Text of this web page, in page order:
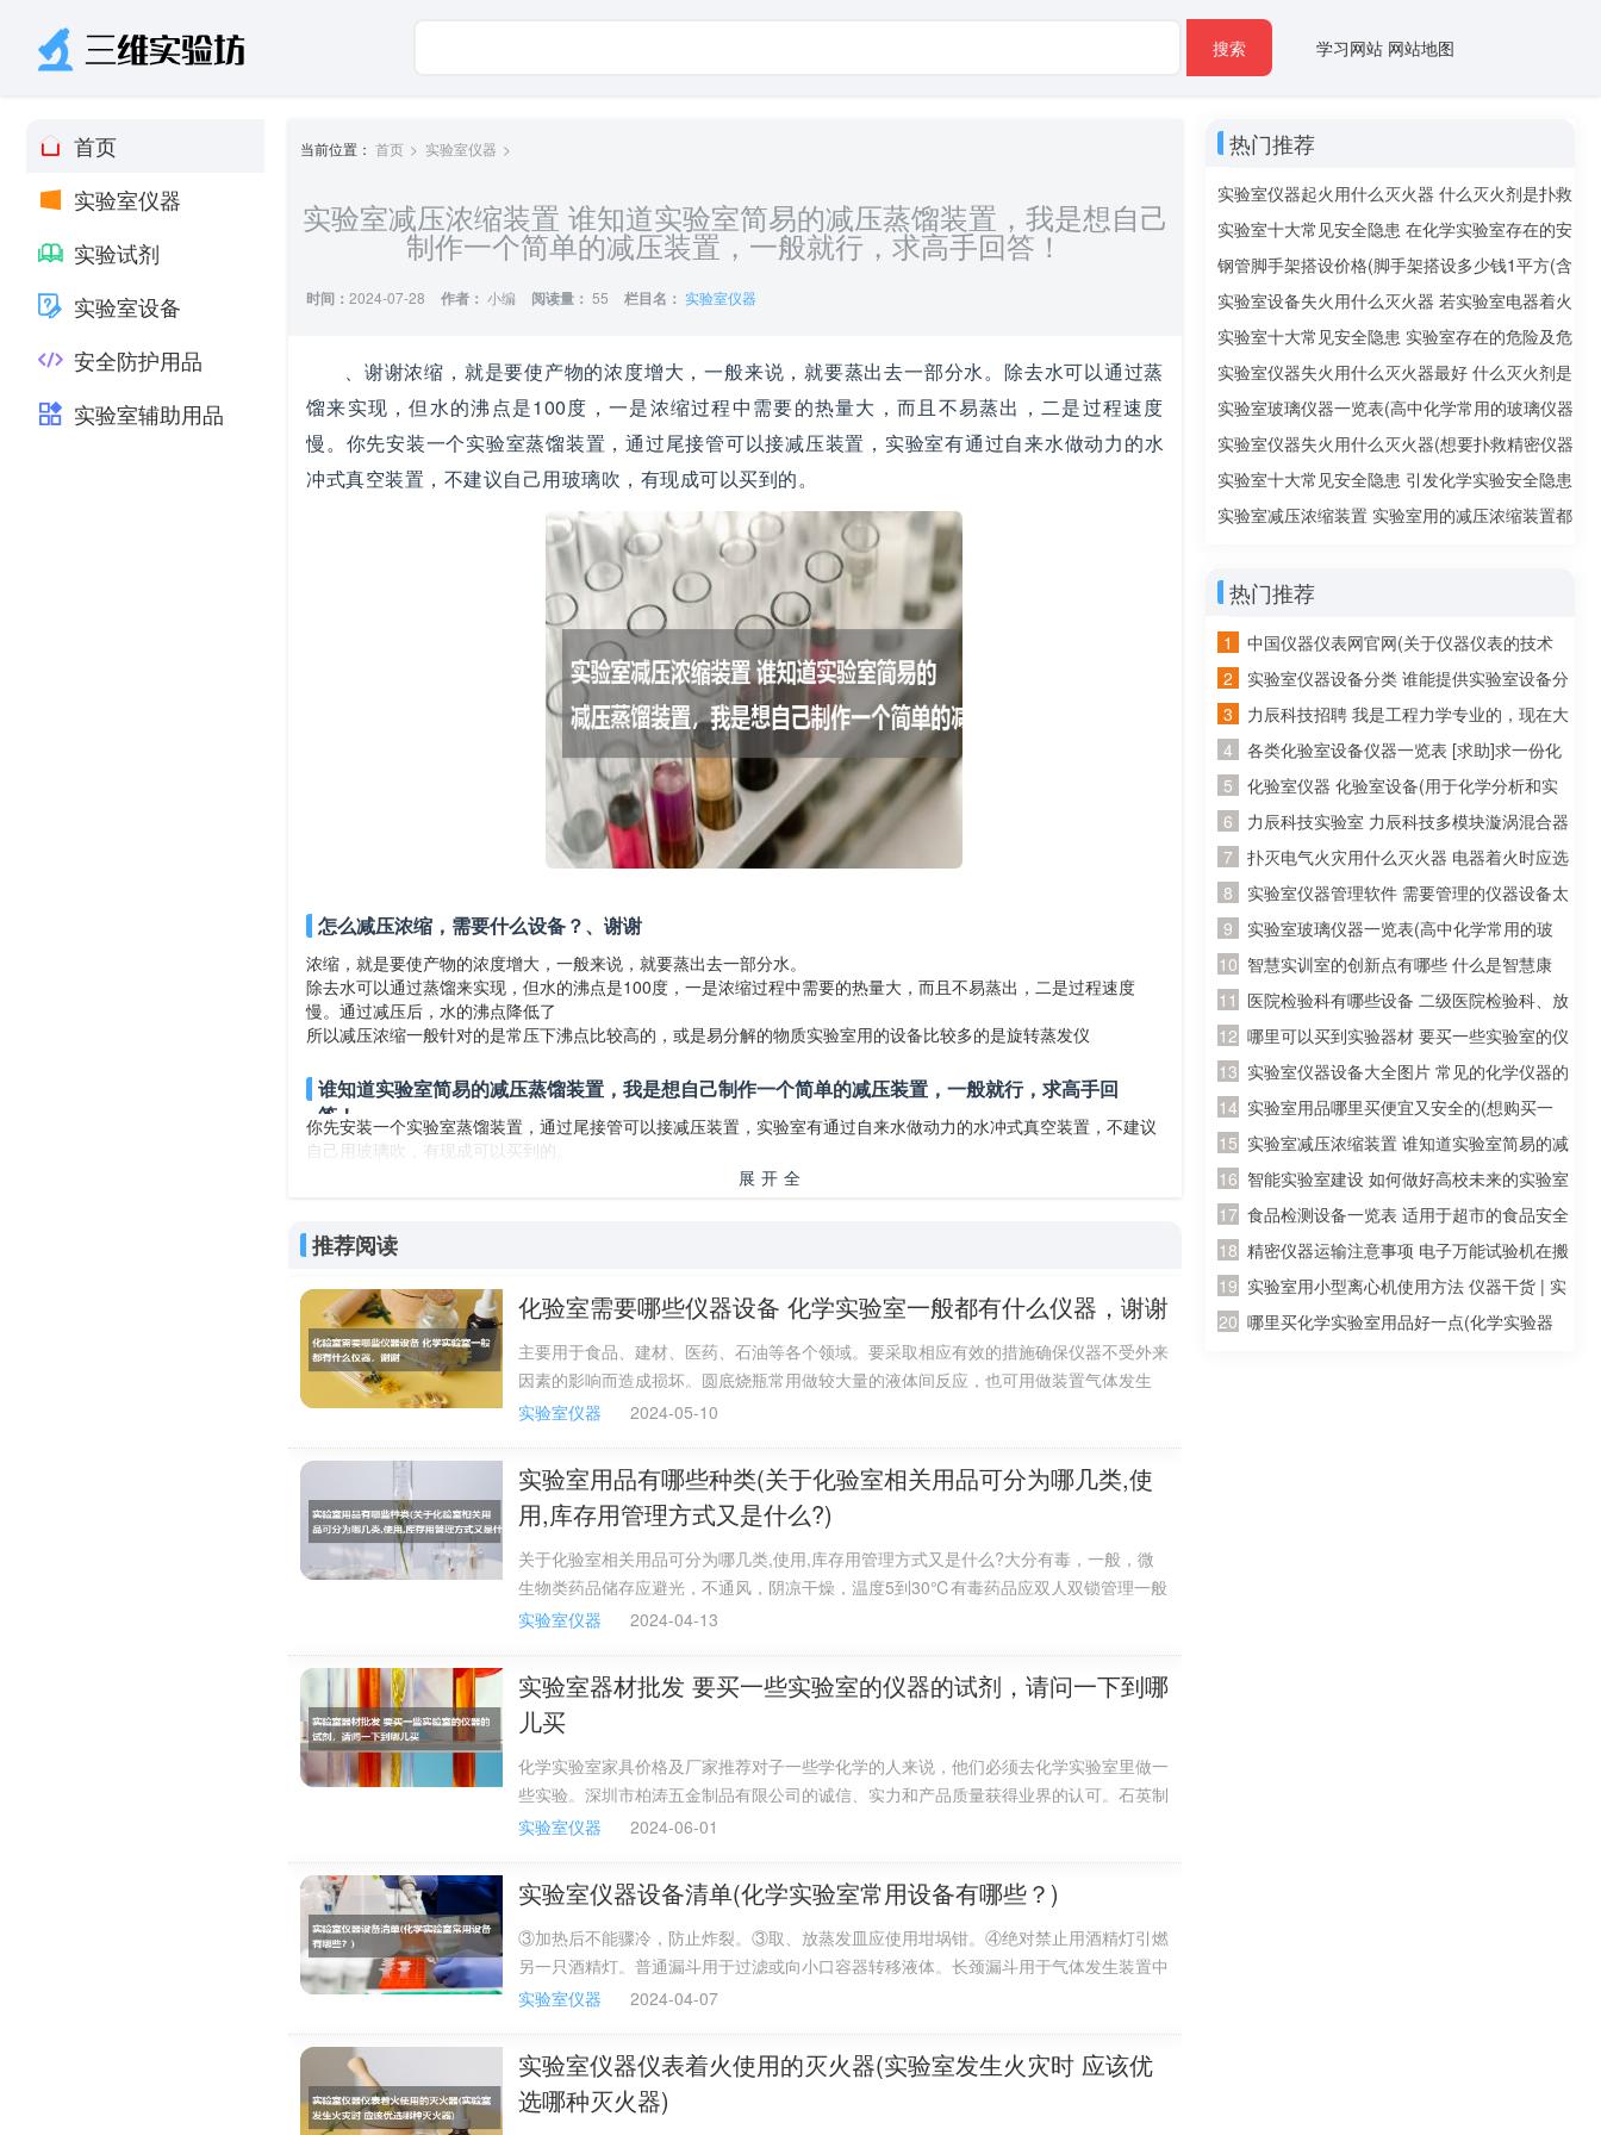
搜索 学习网站 网站地图
首页
实验室仪器
实验试剂
实验室设备
安全防护用品
实验室辅助用品
当前位置： 首页 实验室仪器
实验室减压浓缩装置 谁知道实验室简易的减压蒸馏装置，我是想自己
制作一个简单的减压装置，一般就行，求高手回答！
时间： 2024-07-28 作者： 小编 阅读量： 55 栏目名： 实验室仪器
、谢谢浓缩，就是要使产物的浓度增大，一般来说，就要蒸出去一部分水。除去水可以通过蒸
馏来实现，但水的沸点是100度，一是浓缩过程中需要的热量大，而且不易蒸出，二是过程速度
慢。你先安装一个实验室蒸馏装置，通过尾接管可以接减压装置，实验室有通过自来水做动力的水
冲式真空装置，不建议自己用玻璃吹，有现成可以买到的。
怎么减压浓缩，需要什么设备？、谢谢
浓缩，就是要使产物的浓度增大，一般来说，就要蒸出去一部分水。
除去水可以通过蒸馏来实现，但水的沸点是100度，一是浓缩过程中需要的热量大，而且不易蒸出，二是过程速度
慢。通过减压后，水的沸点降低了
所以减压浓缩一般针对的是常压下沸点比较高的，或是易分解的物质实验室用的设备比较多的是旋转蒸发仪
谁知道实验室简易的减压蒸馏装置，我是想自己制作一个简单的减压装置，一般就行，求高手回
答！
你先安装一个实验室蒸馏装置，通过尾接管可以接减压装置，实验室有通过自来水做动力的水冲式真空装置，不建议
自己用玻璃吹，有现成可以买到的。
展开全
推荐阅读
化验室需要哪些仪器设备 化学实验室一般都有什么仪器，谢谢
主要用于食品、建材、医药、石油等各个领域。要采取相应有效的措施确保仪器不受外来
因素的影响而造成损坏。圆底烧瓶常用做较大量的液体间反应，也可用做装置气体发生
器。
实验室仪器 2024-05-10
实验室用品有哪些种类(关于化验室相关用品可分为哪几类,使
用,库存用管理方式又是什么?)
关于化验室相关用品可分为哪几类,使用,库存用管理方式又是什么?大分有毒，一般，微
生物类药品储存应避光，不通风，阴凉干燥，温度5到30℃有毒药品应双人双锁管理一般
药品液固分开就好。小学科学实验器材如何分类一般来说，初高等教育的实验器材分类应
统一为自然，实验器材也应该统称为自然科学实验器材。好像小学里面都有自然这门课程
吧！
实验室仪器 2024-04-13
实验室器材批发 要买一些实验室的仪器的试剂，请问一下到哪
儿买
化学实验室家具价格及厂家推荐对子一些学化学的人来说，他们必须去化学实验室里做一
些实验。深圳市柏涛五金制品有限公司的诚信、实力和产品质量获得业界的认可。石英制
品，还有手套、药品试剂、等等。一般由实验室负责人写采购计划，由系或院领导审批。
标形式采购。学生一般没有权利采购的。
实验室仪器 2024-06-01
实验室仪器设备清单(化学实验室常用设备有哪些？)
③加热后不能骤冷，防止炸裂。③取、放蒸发皿应使用坩埚钳。④绝对禁止用酒精灯引燃
另一只酒精灯。普通漏斗用于过滤或向小口容器转移液体。长颈漏斗用于气体发生装置中
注入液体。离心机该机适用于生物，化学，遗传学，医药学，医院，实验室对学业，生物
盖层的厚度，分无损和有损两种，其中大部分是无损的。
实验室仪器 2024-04-07
实验室仪器仪表着火使用的灭火器(实验室发生火灾时 应该优
选哪种灭火器)
热门推荐
实验室仪器起火用什么灭火器 什么灭火剂是扑救
精密仪器火灾的最佳选择
实验室十大常见安全隐患 在化学实验室存在的安
全隐患有哪些
钢管脚手架搭设价格(脚手架搭设多少钱1平方(含
钢管、扣件等))
实验室设备失火用什么灭火器 若实验室电器着火
该用什么灭火器？泡沫还是二氧化碳
实验室十大常见安全隐患 实验室存在的危险及危
险来源有哪些
实验室仪器失火用什么灭火器最好 什么灭火剂是
扑救精密仪器火灾的最佳选择
实验室玻璃仪器一览表(高中化学常用的玻璃仪器
有哪些)
实验室仪器失火用什么灭火器(想要扑救精密仪器
火灾的最佳选择是什么灭火剂)
实验室十大常见安全隐患 引发化学实验安全隐患
的因素
实验室减压浓缩装置 实验室用的减压浓缩装置都
热门推荐
中国仪器仪表网官网(关于仪器仪表的技术
资料在哪个网站比较好找~)
实验室仪器设备分类 谁能提供实验室设备分
类目录呢~
力辰科技招聘 我是工程力学专业的，现在大
四了，准备回广东工作，请问广东省有哪些
公司招聘工程力学专业的
各类化验室设备仪器一览表 [求助]求一份化
验室化验仪器和试剂的清单
化验室仪器 化验室设备(用于化学分析和实
验的必备装备)
力辰科技实验室 力辰科技多模块漩涡混合器
怎么安装？怎么操作？
扑灭电气火灾用什么灭火器 电器着火时应选
用什么灭火器灭火
实验室仪器管理软件 需要管理的仪器设备太
多了，求推荐好用的实验室管理软件
实验室玻璃仪器一览表(高中化学常用的玻
璃仪器有哪些)
智慧实训室的创新点有哪些 什么是智慧康
养？智慧康养应该怎么做？
医院检验科有哪些设备 二级医院检验科、放
射科、病理科有哪些医疗设备!详细点!
哪里可以买到实验器材 要买一些实验室的仪
器的试剂，请问一下到哪儿买
实验室仪器设备大全图片 常见的化学仪器的
名称及图片？
实验室用品哪里买便宜又安全的(想购买一
套初三所有的化学实验器材，大概要多少
钱？分开买便宜还是？哪里有卖？那里的便
宜质量又好？)
实验室减压浓缩装置 谁知道实验室简易的减
压蒸馏装置，我是想自己制作一个简单的减
压装置，一般就行，求高手回答！
智能实验室建设 如何做好高校未来的实验室
建设工作
食品检测设备一览表 适用于超市的食品安全
快速检测仪器是哪种啊
精密仪器运输注意事项 电子万能试验机在搬
运过程中应该注意哪些事项
实验室用小型离心机使用方法 仪器干货 | 实
验室必看，离心机操作指南和正确操作规程
哪里买化学实验室用品好一点(化学实验器